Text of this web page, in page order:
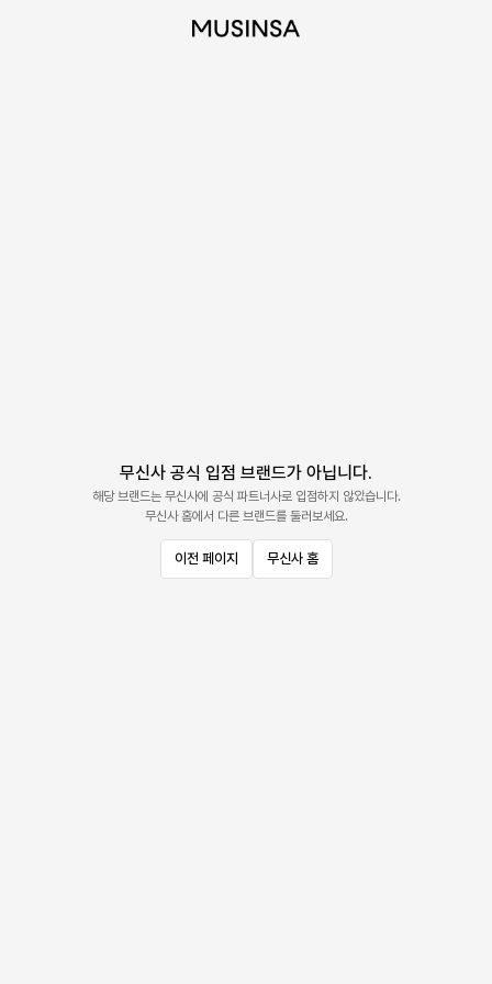
무신사 공식 입점 브랜드가 아닙니다.
해당 브랜드는 무신사에 공식 파트너사로 입점하지 않았습니다.
무신사 홈에서 다른 브랜드를 둘러보세요.
이전 페이지 무신사 홈